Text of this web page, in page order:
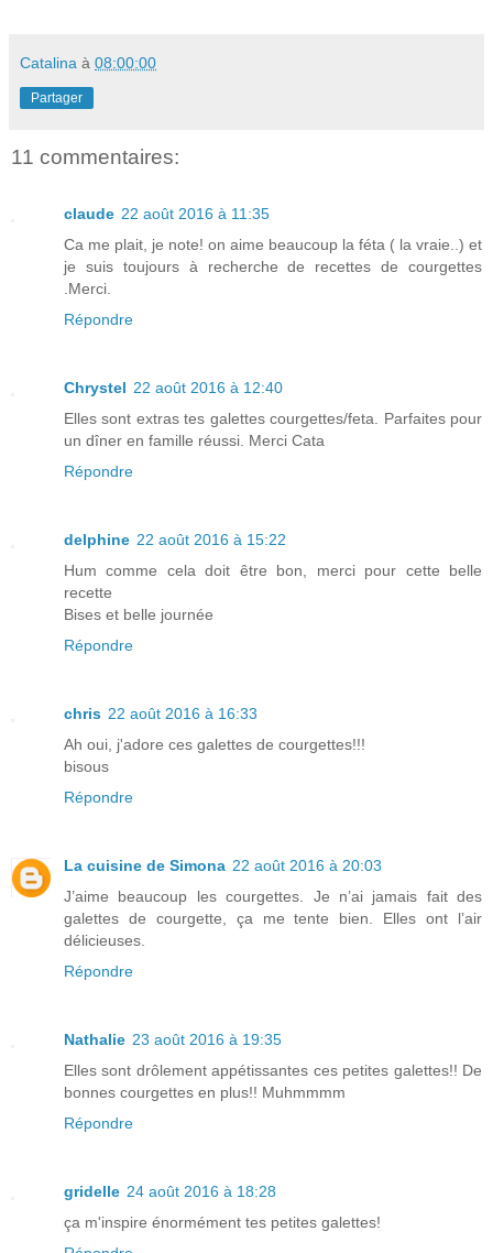
Catalina à 08:00:00
Partager
11 commentaires:
claude 22 août 2016 à 11:35
Ca me plait, je note! on aime beaucoup la féta ( la vraie..) et
je suis toujours à recherche de recettes de courgettes
.Merci.
Répondre
Chrystel 22 août 2016 à 12:40
Elles sont extras tes galettes courgettes/feta. Parfaites pour
un dîner en famille réussi. Merci Cata
Répondre
delphine 22 août 2016 à 15:22
Hum comme cela doit être bon, merci pour cette belle
recette
Bises et belle journée
Répondre
chris 22 août 2016 à 16:33
Ah oui, j'adore ces galettes de courgettes!!!
bisous
Répondre
La cuisine de Simona 22 août 2016 à 20:03
J’aime beaucoup les courgettes. Je n’ai jamais fait des
galettes de courgette, ça me tente bien. Elles ont l’air
délicieuses.
Répondre
Nathalie 23 août 2016 à 19:35
Elles sont drôlement appétissantes ces petites galettes!! De
bonnes courgettes en plus!! Muhmmmm
Répondre
gridelle 24 août 2016 à 18:28
ça m'inspire énormément tes petites galettes!